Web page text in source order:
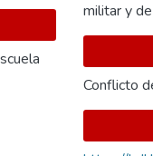
militar y
Conflicto